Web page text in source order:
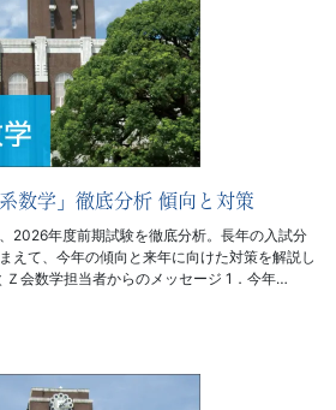
数学」徹底分析 傾向と対策
2026年度前期試験を徹底分析。長年の入試分
えて、今年の傾向と来年に向けた対策を解説し
Ｚ会数学担当者からのメッセージ 1．今年…